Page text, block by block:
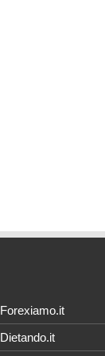
Forexiamo.it
Dietando.it